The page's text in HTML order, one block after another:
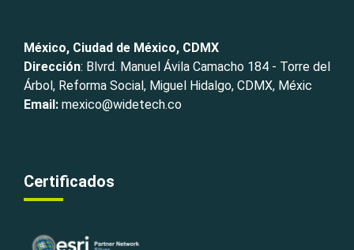
México, Ciudad de México, CDMX
Dirección: Blvrd. Manuel Ávila Camacho 184 - Torre del
Árbol, Reforma Social, Miguel Hidalgo, CDMX, Méxic
Email: mexico@widetech.co
Certificados